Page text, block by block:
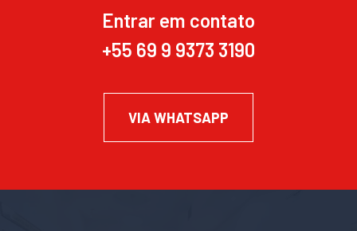
Entrar em contato
+55 69 9 9373 3190
VIA WHATSAPP